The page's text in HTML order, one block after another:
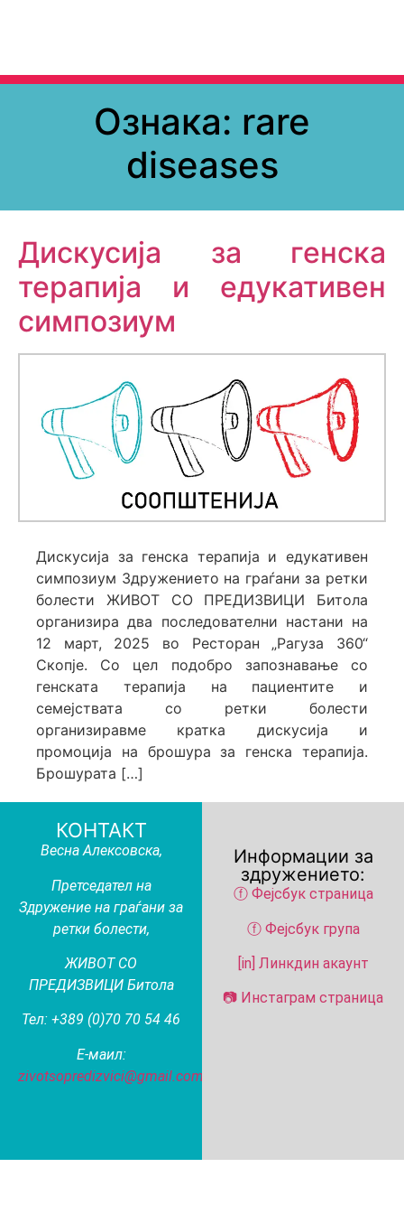
Ознака: rare
diseases
Дискусија за генска
терапија и едукативен
симпозиум
Дискусија за генска терапија и едукативен
симпозиум Здружението на граѓани за ретки
болести ЖИВОТ СО ПРЕДИЗВИЦИ Битола
организира два последователни настани на
12 март, 2025 во Ресторан „Рагуза 360“
Скопје. Со цел подобро запознавање со
генската терапија на пациентите и
семејствата со ретки болести
организиравме кратка дискусија и
промоција на брошура за генска терапија.
Брошурата […]
КОНТАКТ
Весна Алексовска,
Претседател на
Здружение на граѓани за
ретки болести,
ЖИВОТ СО
ПРЕДИЗВИЦИ Битола
Тел: +389 (0)70 70 54 46
Е-маил:
zivotsopredizvici@gmail.com
Информации за
здружението:
ⓕ Фејсбук страница
ⓕ Фејсбук група
[in] Линкдин акаунт
📷 Инстаграм страница